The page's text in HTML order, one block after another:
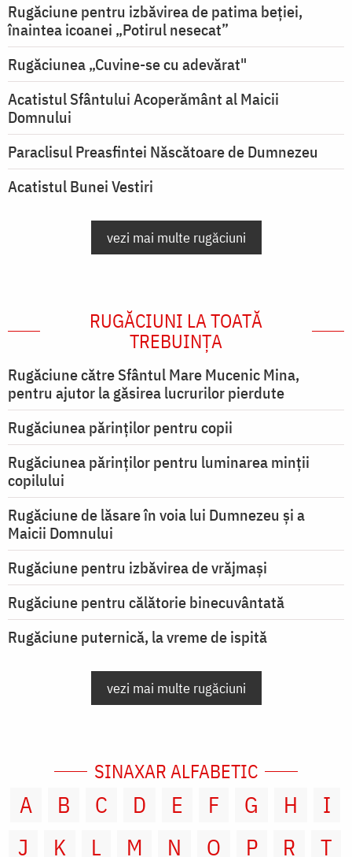
Rugăciune pentru izbăvirea de patima beției,
înaintea icoanei „Potirul nesecat”
Rugăciunea „Cuvine-se cu adevărat"
Acatistul Sfântului Acoperământ al Maicii
Domnului
Paraclisul Preasfintei Născătoare de Dumnezeu
Acatistul Bunei Vestiri
vezi mai multe rugăciuni
RUGĂCIUNI LA TOATĂ
TREBUINȚA
Rugăciune către Sfântul Mare Mucenic Mina,
pentru ajutor la găsirea lucrurilor pierdute
Rugăciunea părinților pentru copii
Rugăciunea părinților pentru luminarea minţii
copilului
Rugăciune de lăsare în voia lui Dumnezeu şi a
Maicii Domnului
Rugăciune pentru izbăvirea de vrăjmași
Rugăciune pentru călătorie binecuvântată
Rugăciune puternică, la vreme de ispită
vezi mai multe rugăciuni
SINAXAR ALFABETIC
A B C D E F G H
I
J
K L M N O P R T